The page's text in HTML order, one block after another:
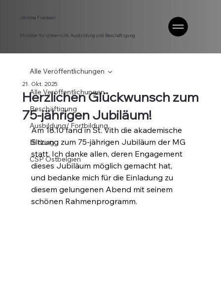
Minister für Unterricht, Ausbildung und Beschäftigung
Jérôme Franssen
Alle Veröffentlichungen
Beschäftigung
Ausbildung/ Fortbildung
Bildung
CSP Ostbelgien
Alle Veröffentlichungen
Herzlichen Glückwunsch zum
75-jährigen Jubiläum!
21. Okt. 2025
Am 18.10 fand in St. Vith die akademische
Sitzung zum 75-jährigen Jubiläum der MG
statt. Ich danke allen, deren Engagement
dieses Jubiläum möglich gemacht hat,
und bedanke mich für die Einladung zu
diesem gelungenen Abend mit seinem
schönen Rahmenprogramm.